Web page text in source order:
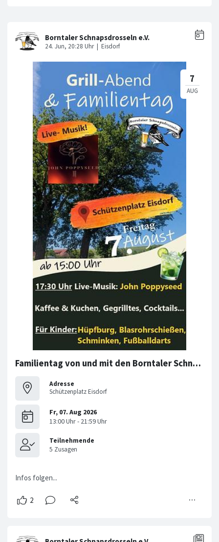
Familientag von und mit den Borntaler Schnapsdrosseln
Adresse
Schützenplatz Eisdorf
Infos folgen...